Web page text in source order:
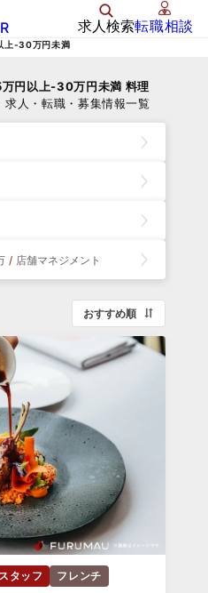
求人検索転職相談
上-30万円未満
円以上-30万円未満 料理
求人・転職・募集情報一覧
/ 店舗マネジメント
おすすめ順
タッフ フレンチ